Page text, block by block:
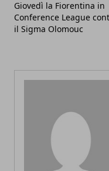
Giovedì la Fiorentina in
Conference League
il Sigma Olomouc